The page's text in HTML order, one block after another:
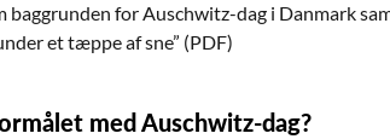
baggrunden for Auschwitz-dag i Danmark
et tæppe af sne” (PDF)
med Auschwitz-dag?